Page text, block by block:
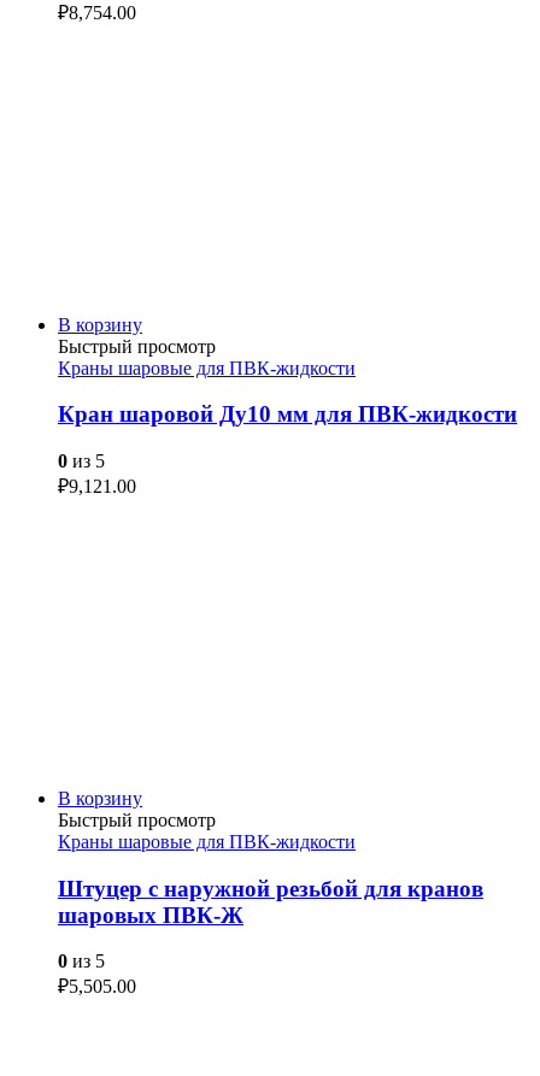
₽8,754.00
В корзину
Быстрый просмотр
Краны шаровые для ПВК-жидкости
Кран шаровой Ду10 мм для ПВК-жидкости
0 из 5
₽9,121.00
В корзину
Быстрый просмотр
Краны шаровые для ПВК-жидкости
Штуцер с наружной резьбой для кранов
шаровых ПВК-Ж
0 из 5
₽5,505.00